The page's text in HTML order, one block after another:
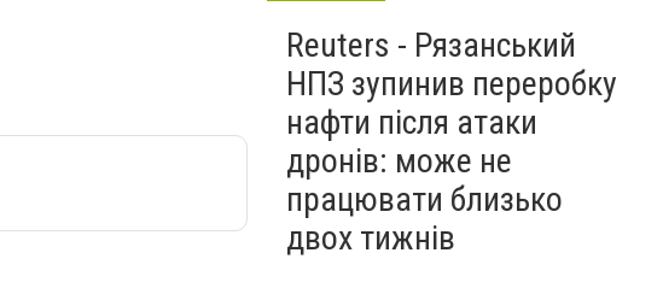
Reuters - Рязанський
НПЗ зупинив переробку
нафти після атаки
дронів: може не
працювати близько
двох тижнів